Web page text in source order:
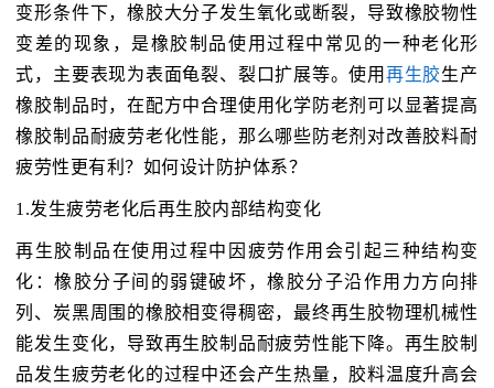
变形条件下，橡胶大分子发生氧化或断裂，导致橡胶物性
变差的现象，是橡胶制品使用过程中常见的一种老化形
式，主要表现为表面龟裂、裂口扩展等。使用 再生胶生产
橡胶制品时，在配方中合理使用化学防老剂可以显著提高
橡胶制品耐疲劳老化性能，那么哪些防老剂对改善胶料耐
疲劳性更有利？如何设计防护体系？
1.发生疲劳老化后再生胶内部结构变化
再生胶制品在使用过程中因疲劳作用会引起三种结构变
化：橡胶分子间的弱键破坏，橡胶分子沿作用力方向排
列、炭黑周围的橡胶相变得稠密，最终再生胶物理机械性
能发生变化，导致再生胶制品耐疲劳性能下降。再生胶制
品发生疲劳老化的过程中还会产生热量，胶料温度升高会